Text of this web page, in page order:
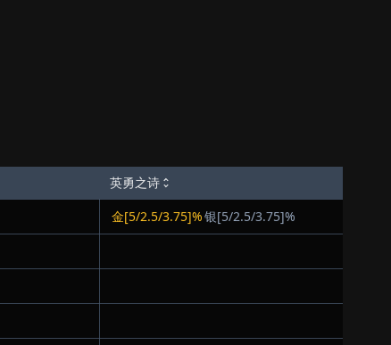
英勇之诗
金[5/2.5/3.75]%银[5/2.5/3.75]%